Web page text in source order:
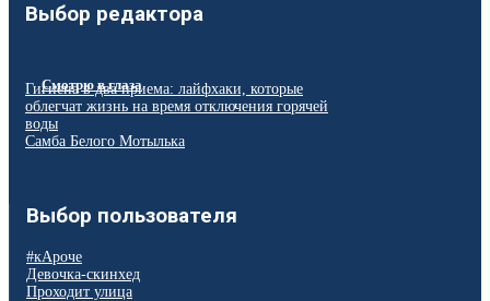
Выбор редактора
Смотрю в глаза
Гигиена в два приема: лайфхаки, которые
облегчат жизнь на время отключения горячей
воды
Самба Белого Мотылька
Выбор пользователя
#кАроче
Девочка-скинхед
Проходит улица